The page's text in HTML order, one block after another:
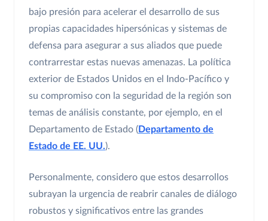
bajo presión para acelerar el desarrollo de sus
propias capacidades hipersónicas y sistemas de
defensa para asegurar a sus aliados que puede
contrarrestar estas nuevas amenazas. La política
exterior de Estados Unidos en el Indo-Pacífico y
su compromiso con la seguridad de la región son
temas de análisis constante, por ejemplo, en el
Departamento de Estado (Departamento de
Estado de EE. UU.).
Personalmente, considero que estos desarrollos
subrayan la urgencia de reabrir canales de diálogo
robustos y significativos entre las grandes